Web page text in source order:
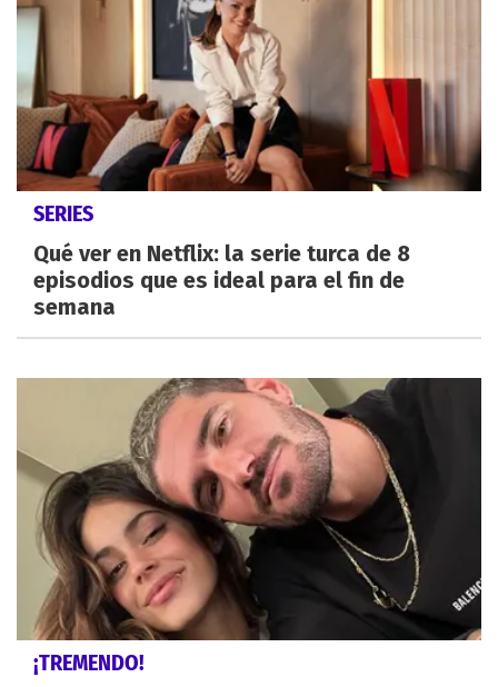
SERIES
Qué ver en Netflix: la serie turca de 8
episodios que es ideal para el fin de
semana
¡TREMENDO!